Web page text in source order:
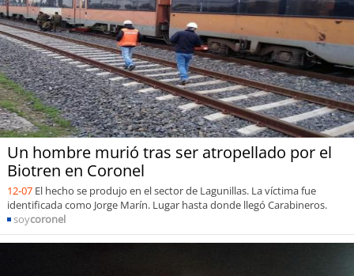
Un hombre murió tras ser atropellado por el
Biotren en Coronel
12-07 El hecho se produjo en el sector de Lagunillas. La víctima fue
identificada como Jorge Marín. Lugar hasta donde llegó Carabineros.
soycoronel